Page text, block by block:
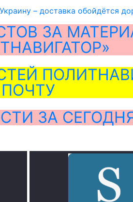
– доставка обойдётся
ЗА
ПОЧТУ
ЗА